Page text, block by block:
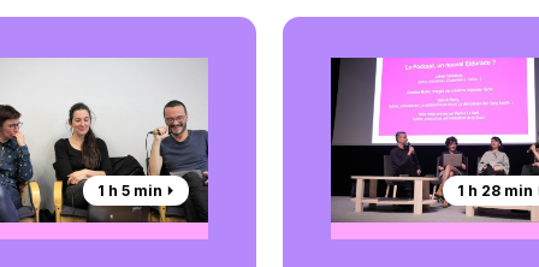
1 h 5 min ⏵︎ 1 h 28 min